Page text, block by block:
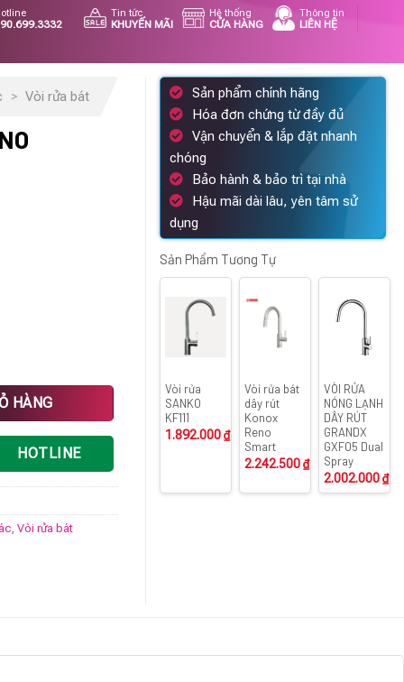
Tin tức
KHUYẾN MÃI
Hệ thống
CỬA HÀNG
Thông tin
LIÊN HỆ
> Vòi rửa bát
HÀNG
HOTLINE
,Vòi rửa bát
Sản phẩm chính hãng
Hóa đơn chứng từ đầy đủ
Vận chuyển & lắp đặt nhanh
chóng
Bảo hành & bảo trì tại nhà
Hậu mãi dài lâu, yên tâm sử
dụng
Sản Phẩm Tương Tự
Vòi rửa
SANKO
KF111
1.892.000₫
Vòi rửa bát
dây rút
Konox
Reno
Smart
2.242.500₫
VÒI RỬA
NÓNG LẠNH
DÂY RÚT
GRANDX
GXF05 Dual
Spray
2.002.000₫